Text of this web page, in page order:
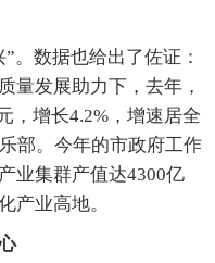
数据也给出了佐证：
量发展助力下，去年，
，增长4.2%，增速居全
部。今年的市政府工作
业集群产值达4300亿
产业高地。